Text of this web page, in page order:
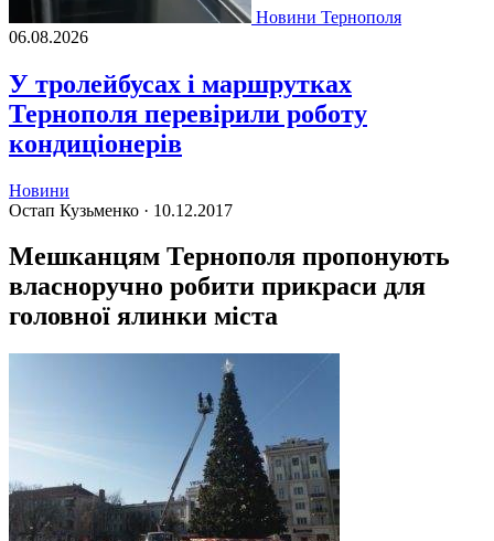
Новини Тернополя
06.08.2026
У тролейбусах і маршрутках
Тернополя перевірили роботу
кондиціонерів
Новини
Остап Кузьменко · 10.12.2017
Мешканцям Тернополя пропонують
власноручно робити прикраси для
головної ялинки міста